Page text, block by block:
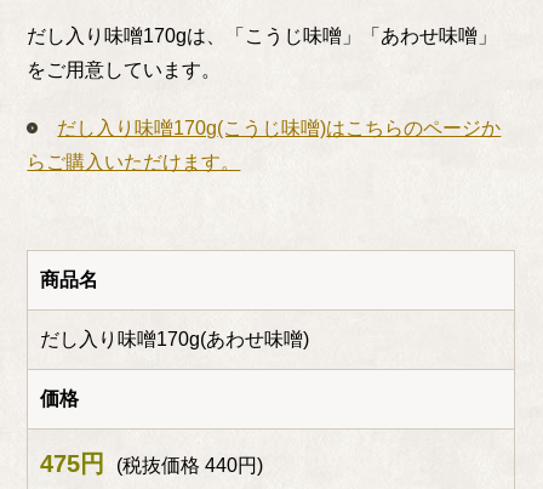
だし入り味噌170gは、「こうじ味噌」「あわせ味噌」
をご用意しています。
だし入り味噌170g(こうじ味噌)はこちらのページか
らご購入いただけます。
商品名
だし入り味噌170g(あわせ味噌)
価格
475円 (税抜価格 440円)